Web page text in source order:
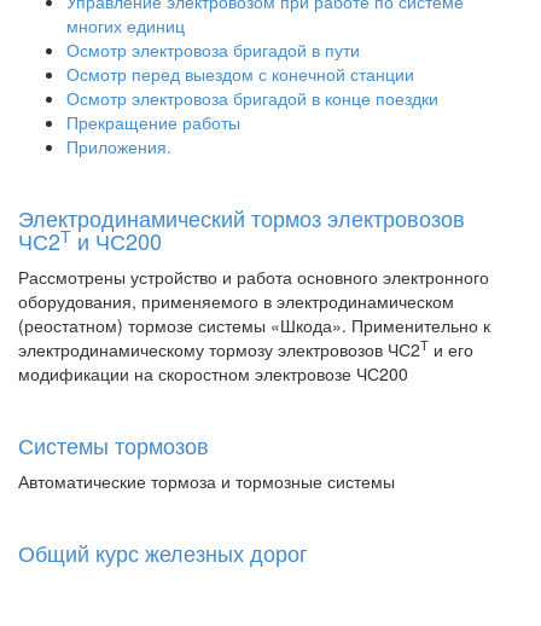
многих единиц
Осмотр электровоза бригадой в пути
Осмотр перед выездом с конечной станции
Осмотр электровоза бригадой в конце поездки
Прекращение работы
Приложения.
Электродинамический тормоз электровозов
ЧС2Т и ЧС200
Рассмотрены устройство и работа основного электронного
оборудования, применяемого в электродинамическом
(реостатном) тормозе системы «Шкода». Применительно к
электродинамическому тормозу электровозов ЧС2Т и его
модификации на скоростном электровозе ЧС200
Системы тормозов
Автоматические тормоза и тормозные системы
Общий курс железных дорог